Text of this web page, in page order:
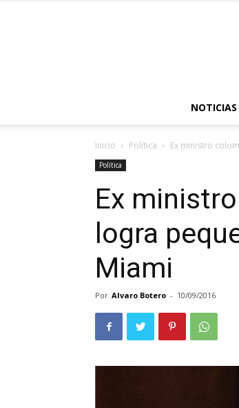
NOTICIAS
Inicio Política Ex ministro
Política
Ex
logra
Miami
Por Alvaro Botero - 10/09/2016